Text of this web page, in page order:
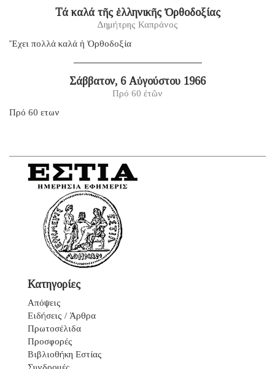
Τά καλά τῆς ἑλληνικῆς Ὀρθοδοξίας
Δημήτρης Καπράνος
Ἔχει πολλά καλά ἡ Ὀρθοδοξία
Σάββατον, 6 Αὐγούστου 1966
Πρό 60 ἐτῶν
Πρό 60 ετων
Κατηγορίες
Απόψεις
Ειδήσεις / Άρθρα
Πρωτοσέλιδα
Προσφορές
Βιβλιοθήκη Εστίας